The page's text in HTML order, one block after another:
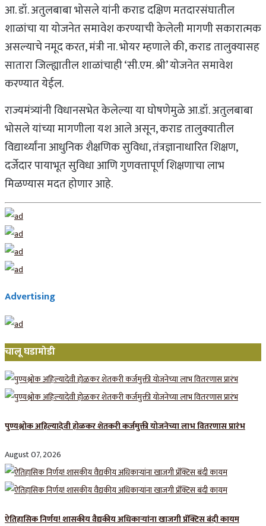
आ. डॉ. अतुलबाबा भोसले यांनी कराड दक्षिण मतदारसंघातील
शाळांचा या योजनेत समावेश करण्याची केलेली मागणी सकारात्मक
असल्याचे नमूद करत, मंत्री ना. भोयर म्हणाले की, कराड तालुक्यासह
सातारा जिल्ह्यातील शाळांचाही ‘सी.एम. श्री’ योजनेत समावेश
करण्यात येईल.
राज्यमंत्र्यांनी विधानसभेत केलेल्या या घोषणेमुळे आ.डॉ. अतुलबाबा
भोसले यांच्या मागणीला यश आले असून, कराड तालुक्यातील
विद्यार्थ्यांना आधुनिक शैक्षणिक सुविधा, तंत्रज्ञानाधारित शिक्षण,
दर्जेदार पायाभूत सुविधा आणि गुणवत्तापूर्ण शिक्षणाचा लाभ
मिळण्यास मदत होणार आहे.
Advertising
चालू घडामोडी
पुण्यश्लोक अहिल्यादेवी होळकर शेतकरी कर्जमुक्ती योजनेच्या लाभ वितरणास प्रारंभ
August 07, 2026
ऐतिहासिक निर्णय! शासकीय वैद्यकीय अधिकाऱ्यांना खाजगी प्रॅक्टिस बंदी कायम